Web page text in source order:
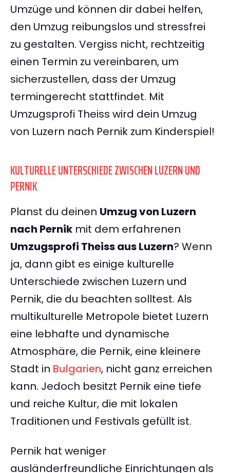
Umzüge und können dir dabei helfen,
den Umzug reibungslos und stressfrei
zu gestalten. Vergiss nicht, rechtzeitig
einen Termin zu vereinbaren, um
sicherzustellen, dass der Umzug
termingerecht stattfindet. Mit
Umzugsprofi Theiss wird dein Umzug
von Luzern nach Pernik zum Kinderspiel!
KULTURELLE UNTERSCHIEDE ZWISCHEN LUZERN UND
PERNIK
Planst du deinen Umzug von Luzern
nach Pernik mit dem erfahrenen
Umzugsprofi Theiss aus Luzern? Wenn
ja, dann gibt es einige kulturelle
Unterschiede zwischen Luzern und
Pernik, die du beachten solltest. Als
multikulturelle Metropole bietet Luzern
eine lebhafte und dynamische
Atmosphäre, die Pernik, eine kleinere
Stadt in Bulgarien, nicht ganz erreichen
kann. Jedoch besitzt Pernik eine tiefe
und reiche Kultur, die mit lokalen
Traditionen und Festivals gefüllt ist.
Pernik hat weniger
ausländerfreundliche Einrichtungen als